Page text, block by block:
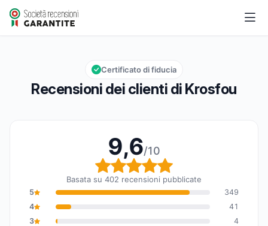
Krosfou
Valutazione globale: 9,6 su 10
9,6/10
Recensioni dei clienti di Krosfou
Certificato di fiducia
9,6/10
Valutazione globale:
Basata su 402 recensioni pubblicate
5
349
4
41
3
4